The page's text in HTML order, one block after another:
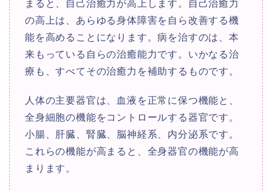
まると、自己治癒力が高上します。自己治癒力
の高上は、あらゆる身体障害を自ら改善する機
能を高めることになります。病を治すのは、本
来もっている自らの治癒能力です。いかなる治
療も、すべてその治癒力を補助するものです。
人体の主要器官は、血液を正常に保つ機能と、
全身細胞の機能をコントロールする器官です。
小腸、肝臓、腎臓、脳神経系、内分泌系です。
これらの機能が高まると、全身器官の機能が高
まります。